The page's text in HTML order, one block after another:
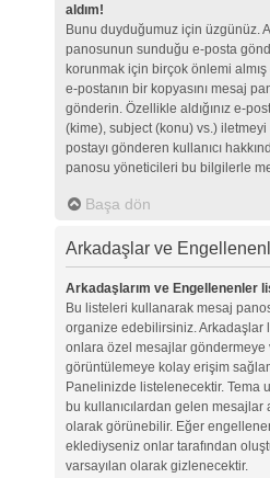
aldım!
Bunu duyduğumuz için üzgünüz.
panosunun sunduğu e-posta
korunmak için birçok önlemi almış
e-postanın bir kopyasını mesaj
gönderin. Özellikle aldığınız e-
(kime), subject (konu) vs.) iletmeyi
postayı gönderen kullanıcı
panosu yöneticileri bu bilgilerle
Başa dön
Arkadaşlar ve
Arkadaşlarım ve Engellenenler
Bu listeleri kullanarak mesaj
organize edebilirsiniz. Arkadaşlar
onlara özel mesajlar göndermeye
görüntülemeye kolay erişim
Panelinizde listelenecektir. Tema
bu kullanıcılardan gelen mesajlar
olarak görünebilir. Eğer
eklediyseniz onlar tarafından
varsayılan olarak gizlenecektir.